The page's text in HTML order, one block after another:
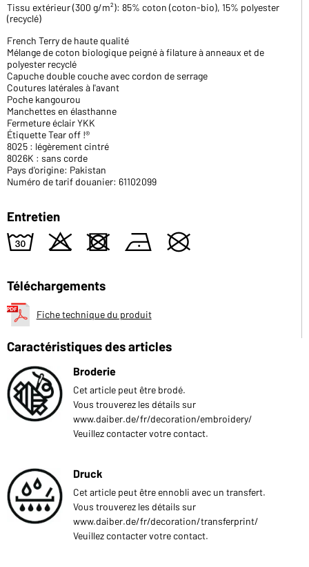
Tissu extérieur (300 g/m²): 85% coton (coton-bio), 15% polyester
(recyclé)
French Terry de haute qualité
Mélange de coton biologique peigné à filature à anneaux et de
polyester recyclé
Capuche double couche avec cordon de serrage
Coutures latérales à l'avant
Poche kangourou
Manchettes en élasthanne
Fermeture éclair YKK
Étiquette Tear off !®
8025 : légèrement cintré
8026K : sans corde
Pays d'origine: Pakistan
Numéro de tarif douanier: 61102099
Entretien
w o d n U
Téléchargements
Fiche technique du produit
Caractéristiques des articles
Broderie
Cet article peut être brodé.
Vous trouverez les détails sur
www.daiber.de/fr/decoration/embroidery/
Veuillez contacter votre contact.
Druck
Cet article peut être ennobli avec un transfert.
Vous trouverez les détails sur
www.daiber.de/fr/decoration/transferprint/
Veuillez contacter votre contact.